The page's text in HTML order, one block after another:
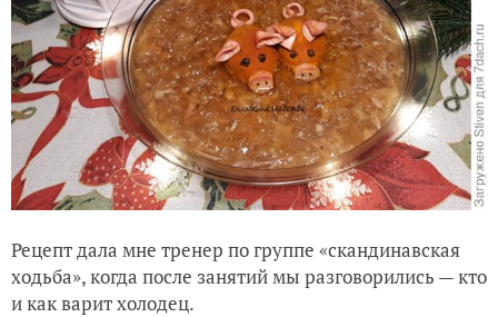
Рецепт дала мне тренер по группе «скандинавская
ходьба», когда после занятий мы разговорились — кто
и как варит холодец.